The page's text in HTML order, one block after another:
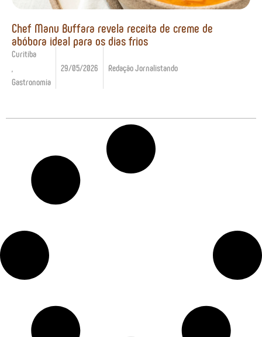
Chef Manu Buffara revela receita de creme de
abóbora ideal para os dias frios
Curitiba
Gastronomia
29/05/2026 Redação Jornalistando